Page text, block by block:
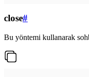
close#
Bu yöntemi kullanarak